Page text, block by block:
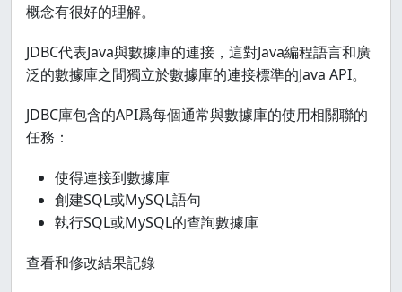
概念有很好的理解。
JDBC代表Java與數據庫的連接，這對Java編程語言和廣
泛的數據庫之間獨立於數據庫的連接標準的Java API。
JDBC庫包含的API爲每個通常與數據庫的使用相關聯的
任務：
使得連接到數據庫
創建SQL或MySQL語句
執行SQL或MySQL的查詢數據庫
查看和修改結果記錄